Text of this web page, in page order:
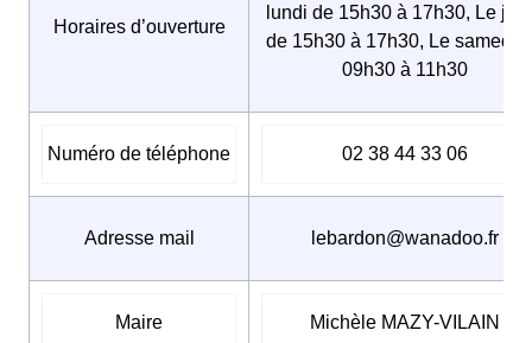
Horaires d’ouverture
lundi de 15h30 à 17h30, Le
de 15h30 à 17h30, Le samedi
09h30 à 11h30
Numéro de téléphone 02 38 44 33 06
Adresse mail lebardon@wanadoo.fr
Maire Michèle MAZY-VILAIN